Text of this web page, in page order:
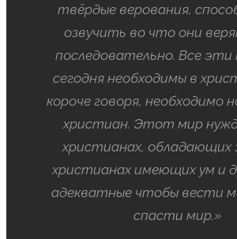
твёрдые верования,
озвучить во что они
последовательно. Все эти
сегодня необходимы в
короче говоря, необходимо
христиан. Этот мир
христианах, обладающих
христианах имеющих ум и
адекватные чтобы вести
спасти мир.»